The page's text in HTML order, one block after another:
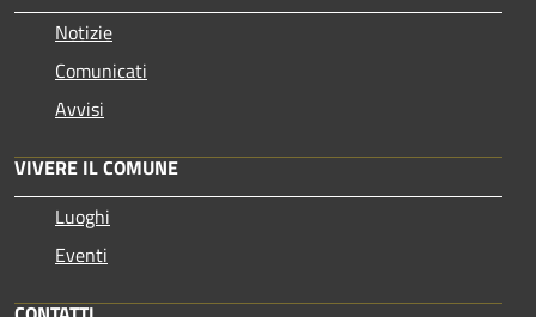
Notizie
Comunicati
Avvisi
VIVERE IL COMUNE
Luoghi
Eventi